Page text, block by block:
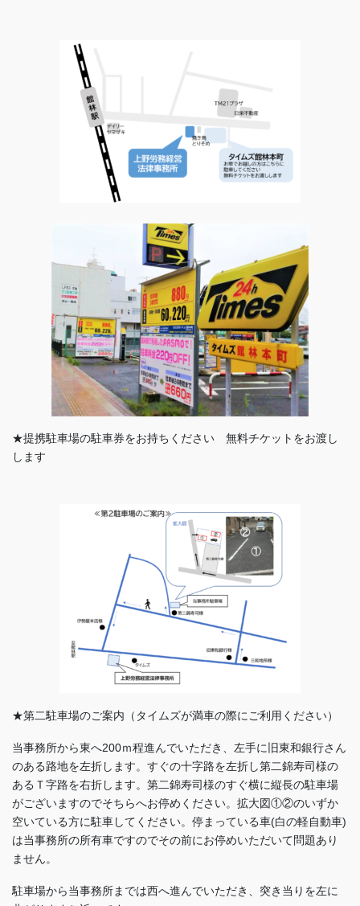
★提携駐車場の駐車券をお持ちください 無料チケットをお渡し
します
★第二駐車場のご案内（タイムズが満車の際にご利用ください）
当事務所から東へ200ｍ程進んでいただき、左手に旧東和銀行さん
のある路地を左折します。すぐの十字路を左折し第二錦寿司様の
あるＴ字路を右折します。第二錦寿司様のすぐ横に縦長の駐車場
がございますのでそちらへお停めください。拡大図①②のいずか
空いている方に駐車してください。停まっている車(白の軽自動車)
は当事務所の所有車ですのでその前にお停めいただいて問題あり
ません。
駐車場から当事務所までは西へ進んでいただき、突き当りを左に